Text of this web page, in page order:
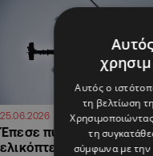
25.06.2026 13:49
Έπεσε πυροσβεστικό
ελικόπτερο στο
Αυτός ο
τη βελτίωση
τη
σύμφωνα με την